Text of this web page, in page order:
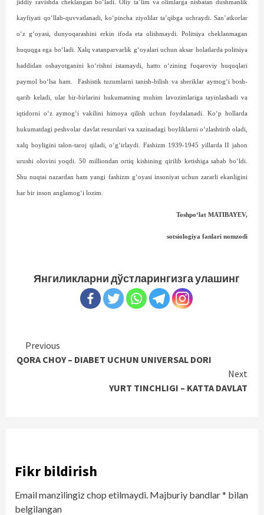
jiddiy ravishda cheklangan bo‘ladi. Oliy ta’lim va olimlarga nisbatan dushmanlik
kayfiyati qo‘llab-quvvatlanadi, ko‘pincha ziyolilar ta’qibga uchraydi. San’atkorlar
o‘z g‘oyasi, dunyoqarashini erkin ifoda eta olishmaydi. Politsiya cheklanmagan
huquqga ega bo‘ladi. Xalq vatanparvarlik g‘oyalari uchun aksar holatlarda politsiya
haddidan oshayotganini ko‘rishni istamaydi, hatto o‘zining fuqaroviy huquqlari
paymol bo‘lsa ham. Fashistik tuzumlarni tanish-bilish va sheriklar aymog‘i bosh­
qarib keladi, ular bir-birlarini hukumatning muhim lavozimlariga tayinlashadi va
iqtidorni o‘z aymog‘i vakilini himoya qilish uchun foydalanadi. Ko‘p hollarda
hukumatdagi peshvolar davlat­ ­res­urs­­lari va xazinadagi boyliklarni o‘zlashtirib oladi,
xalq boyligini talon-taroj qiladi, o‘g‘irlaydi. Fashizm 1939-1945 yillarda II jahon
urushi olovini yoqdi. 50 milliondan ortiq kishining qirilib ketishiga sabab bo‘ldi.
Shu nuqtai nazardan ham yangi fashizm g‘oyasi insoniyat uchun zararli ekanligini
har bir inson ang­lamog‘i lozim.
Toshpo‘lat MATIBAYEV,
sotsiologiya fanlari nomzodi
Янгиликларни дўстларингизга улашинг
Continue
Reading
Previous
QORA CHOY – DIABET UCHUN UNIVERSAL DORI
Next
YURT TINCHLIGI – KATTA DAVLAT
Fikr bildirish
Email manzilingiz chop etilmaydi. Majburiy bandlar* bilan
belgilangan